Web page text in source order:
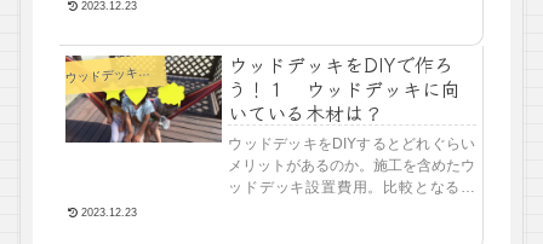
いていきたいと思います。
2023.12.23
ウ
ッドデッキDIY
ウッドデッキをDIYで作ろ
う！１ ウッドデッキに向
いている木材は？
ウッドデッキをDIYするとどれぐらい
メリットがあるのか。施工を含めたウ
ッドデッキ設置費用。比較となるの
2023.12.23